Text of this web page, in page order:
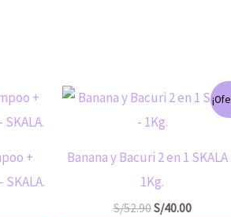
+
Banana y Bacuri 2 en 1 SKALA
1Kg.
S/52.90
El
original
S/52.90.
S/40.00
El
precio
S/40.00.